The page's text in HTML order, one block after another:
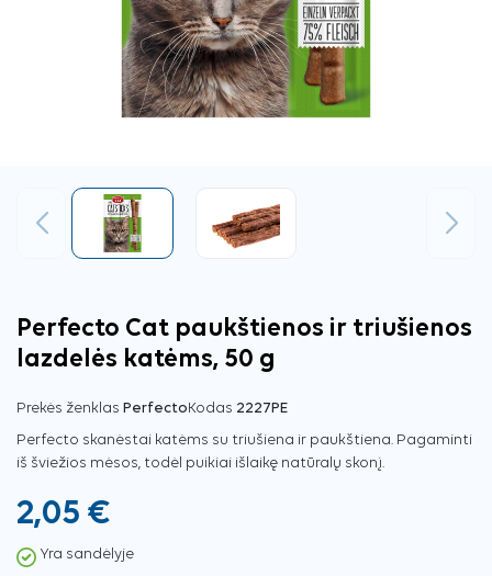
Ankstesnis Tęsti
Perfecto Cat paukštienos ir triušienos
lazdelės katėms, 50 g
Prekės ženklas PerfectoKodas 2227PE
Perfecto skanėstai katėms su triušiena ir paukštiena. Pagaminti
iš šviežios mėsos, todėl puikiai išlaikę natūralų skonį.
2,05 €
Yra sandėlyje